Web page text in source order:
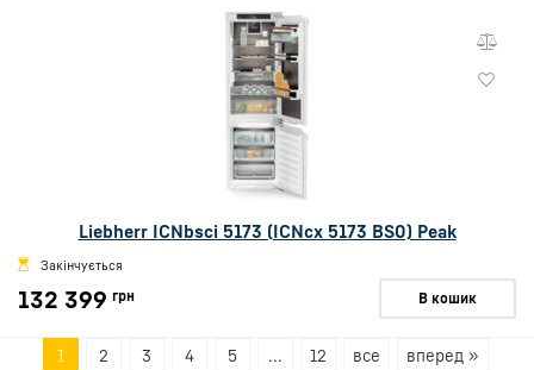
Liebherr ICNbsci 5173 (ICNcx 5173 BS0) Peak
Закінчується
132 399 грн В кошик
1 2 3 4 5 ... 12 все вперед »